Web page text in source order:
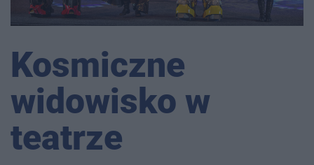
Kosmiczne
widowisko w
teatrze